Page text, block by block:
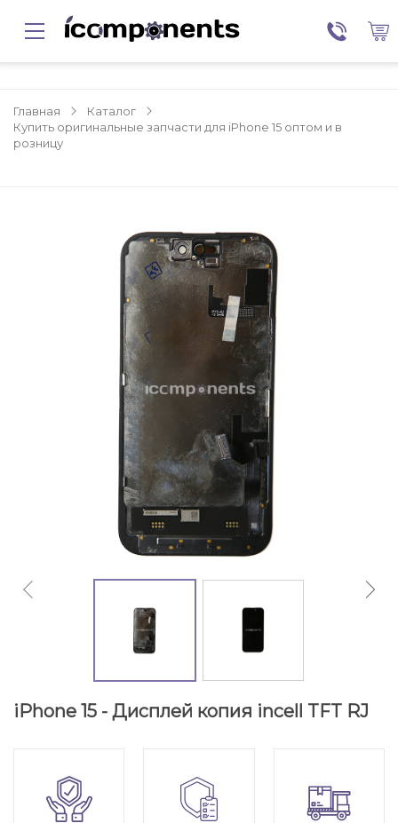
Главная
Каталог
Купить оригинальные запчасти для iPhone 15 оптом и в
розницу
iPhone 15 - Дисплей копия incell TFT RJ